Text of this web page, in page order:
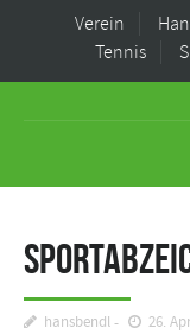
Verein
Tennis
hansbendl 26.